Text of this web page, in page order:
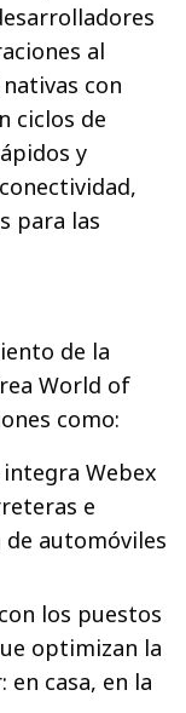
al
con
ciclos de
y
para las
de la
World of
como:
Webex
e
de automóviles
los puestos
optimizan la
casa, en la